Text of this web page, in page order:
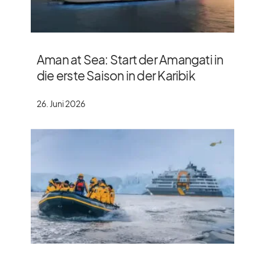
Aman at Sea: Start der Amangati in
die erste Saison in der Karibik
26. Juni 2026